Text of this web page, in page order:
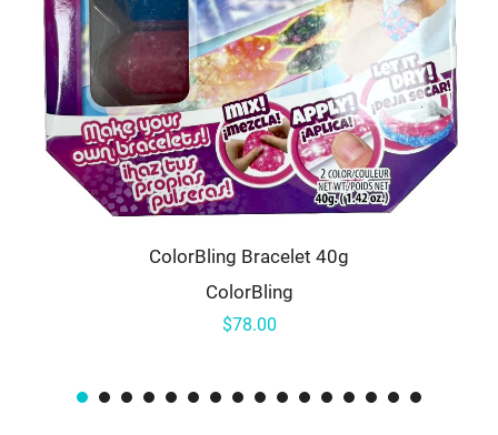
ColorBling Bracelet 40g
ColorBling
$78.00